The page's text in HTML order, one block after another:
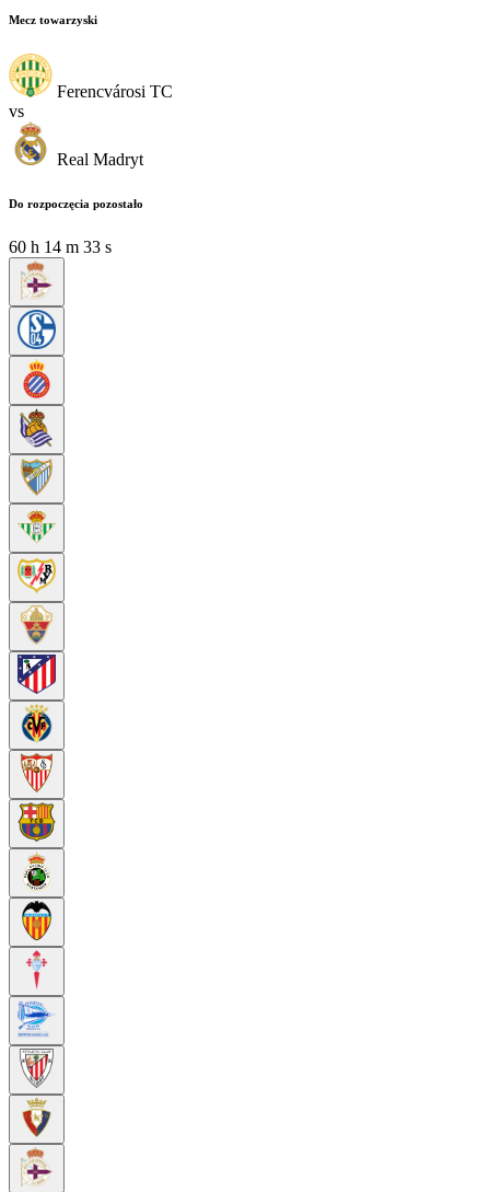
Mecz towarzyski
Ferencvárosi TC
vs
Real Madryt
Do rozpoczęcia pozostało
60 h 14 m 32 s